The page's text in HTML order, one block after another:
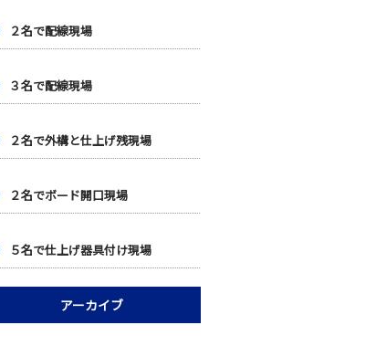
２名で配線現場
３名で配線現場
２名で外構と仕上げ残現場
２名でボード開口現場
５名で仕上げ器具付け現場
アーカイブ